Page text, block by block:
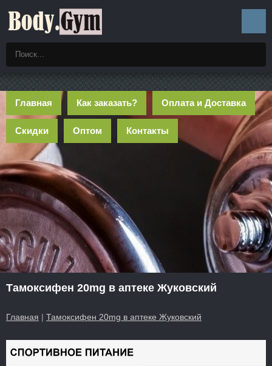
Главная Как заказать? Оплата и Доставка
Скидки Оптом Контакты
Тамоксифен 20mg в аптеке Жуковский
Главная | Тамоксифен 20mg в аптеке Жуковский